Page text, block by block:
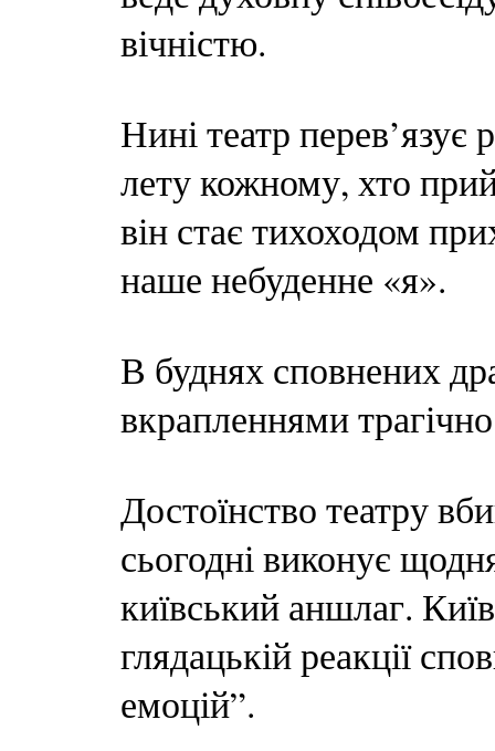
вічністю.
Нині театр перев’язує
лету кожному, хто
він стає тихоходом
наше небуденне «я».
В буднях сповнених
вкрапленнями
Достоїнство театру
сьогодні виконує
київський аншлаг.
глядацькій реакції
емоцій”.